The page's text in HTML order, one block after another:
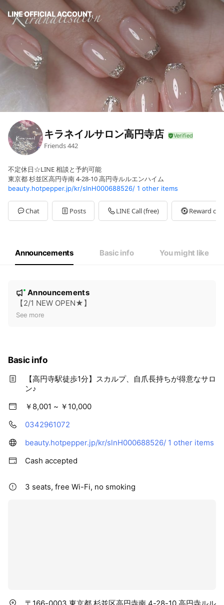
キラネイルサロン高円寺店
Friends442
不定休日☆LINE 相談と予約可能
東京都 杉並区高円寺南 4-28-10 高円寺ルルエンハイム
beauty.hotpepper.jp/kr/slnH000688526/ 1 other items
Chat Posts LINE Call (free) Reward
Announcements Basic info You might like
e
New
Announcements
【2/1 NEW OPEN★】
See more
Basic info
【高円寺駅徒歩1分】スカルプ、自爪長持ちが得意なサロ
ン♪
￥8,001 ~ ￥10,000
0342961072
beauty.hotpepper.jp/kr/slnH000688526/ 1 other items
Cash accepted
3 seats, free Wi-Fi, no smoking